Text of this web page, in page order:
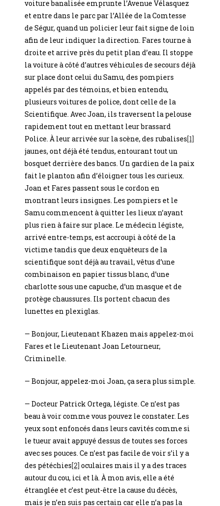
voiture banalisée emprunte l’Avenue Vélasquez
et entre dans le parc par l’Allée de la Comtesse
de Ségur, quand un policier leur fait signe de loin
afin de leur indiquer la direction. Fares tourne à
droite et arrive près du petit plan d’eau. Il stoppe
la voiture à côté d’autres véhicules de secours déjà
sur place dont celui du Samu, des pompiers
appelés par des témoins, et bien entendu,
plusieurs voitures de police, dont celle de la
Scientifique. Avec Joan, ils traversent la pelouse
rapidement tout en mettant leur brassard
Police. À leur arrivée sur la scène, des rubalises[1]
jaunes, ont déjà été tendus, entourant tout un
bosquet derrière des bancs. Un gardien de la paix
fait le planton afin d’éloigner tous les curieux.
Joan et Fares passent sous le cordon en
montrant leurs insignes. Les pompiers et le
Samu commencent à quitter les lieux n’ayant
plus rien à faire sur place. Le médecin légiste,
arrivé entre-temps, est accroupi à côté de la
victime tandis que deux enquêteurs de la
scientifique sont déjà au travail, vêtus d’une
combinaison en papier tissus blanc, d’une
charlotte sous une capuche, d’un masque et de
protège chaussures. Ils portent chacun des
lunettes en plexiglas.
— Bonjour, Lieutenant Khazen mais appelez-moi
Fares et le Lieutenant Joan Letourneur,
Criminelle.
— Bonjour, appelez-moi Joan, ça sera plus simple.
— Docteur Patrick Ortega, légiste. Ce n’est pas
beau à voir comme vous pouvez le constater. Les
yeux sont enfoncés dans leurs cavités comme si
le tueur avait appuyé dessus de toutes ses forces
avec ses pouces. Ce n’est pas facile de voir s’il y a
des pétéchies[2] oculaires mais il y a des traces
autour du cou, ici et là. À mon avis, elle a été
étranglée et c’est peut-être la cause du décès,
mais je n’en suis pas certain car elle n’a pas la